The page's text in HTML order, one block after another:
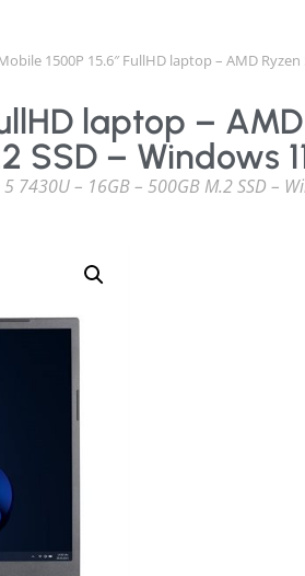
1500P 15.6″ FullHD laptop – AMD Ryzen
laptop –
SSD – Windows
7430U – 16GB – 500GB M.2 SSD –